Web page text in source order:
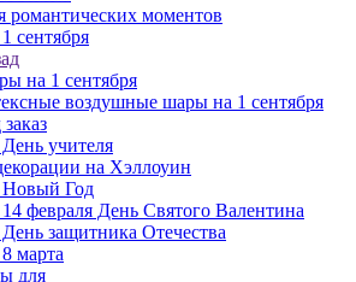
моментов
сентября
на 1 сентября
воздушные шары на 1 сентября
учителя
на Хэллоуин
Год
февраля День Святого Валентина
защитника Отечества
марта
для